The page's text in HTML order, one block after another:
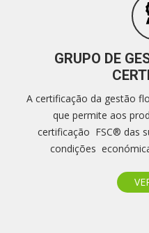
GRUPO DE
A certificação da gestão
que permite aos
certificação FSC® das
condições